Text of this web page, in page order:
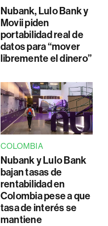
Nubank, Lulo Bank y
Movii piden
portabilidad real de
datos para “mover
libremente el dinero”
COLOMBIA
Nubank y Lulo Bank
bajan tasas de
rentabilidad en
Colombia pese a que
tasa de interés se
mantiene